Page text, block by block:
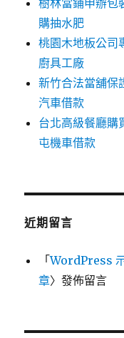
樹林當鋪申辦包
購抽水肥
桃園木地板公司
廚具工廠
新竹合法當舖保
汽車借款
台北高級餐廳購
屯機車借款
近期留言
「WordPress
章〉發佈留言